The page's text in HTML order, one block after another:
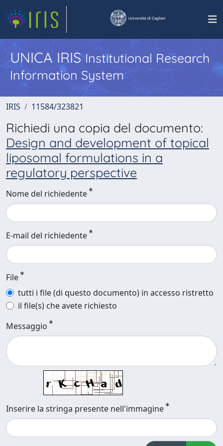
UNICA IRISInstitutional Research
Information System
IRIS 11584/323821
Richiedi una copia del documento:
Design and development of topical
liposomal formulations in a
regulatory perspective
Nome del richiedente
E-mail del richiedente
File
tutti i file (di questo documento) in accesso ristretto
il file(s) che avete richiesto
Messaggio
Inserire la stringa presente nell'immagine